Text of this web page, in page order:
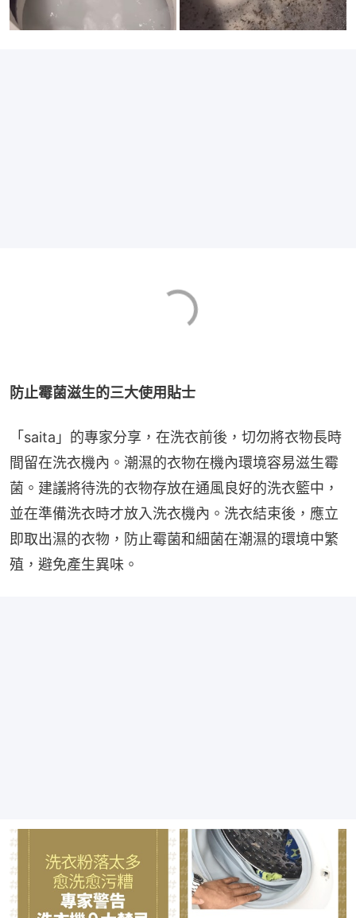
防止霉菌滋生的三大使用貼士
「saita」的專家分享，在洗衣前後，切勿將衣物長時
間留在洗衣機內。潮濕的衣物在機內環境容易滋生霉
菌。建議將待洗的衣物存放在通風良好的洗衣籃中，
並在準備洗衣時才放入洗衣機內。洗衣結束後，應立
即取出濕的衣物，防止霉菌和細菌在潮濕的環境中繁
殖，避免產生異味。